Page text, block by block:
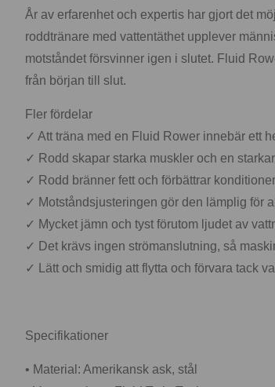
År av erfarenhet och expertis har gjort det
roddtränare med vattentäthet upplever
motståndet försvinner igen i slutet. Fluid
från början till slut.
Fler fördelar
✓ Att träna med en Fluid Rower innebär ett
✓ Rodd skapar starka muskler och en
✓ Rodd bränner fett och förbättrar
✓ Motståndsjusteringen gör den lämplig för
✓ Mycket jämn och tyst förutom ljudet av
✓ Det krävs ingen strömanslutning, så
✓ Lätt och smidig att flytta och förvara tack
Specifikationer
• Material: Amerikansk ask, stål